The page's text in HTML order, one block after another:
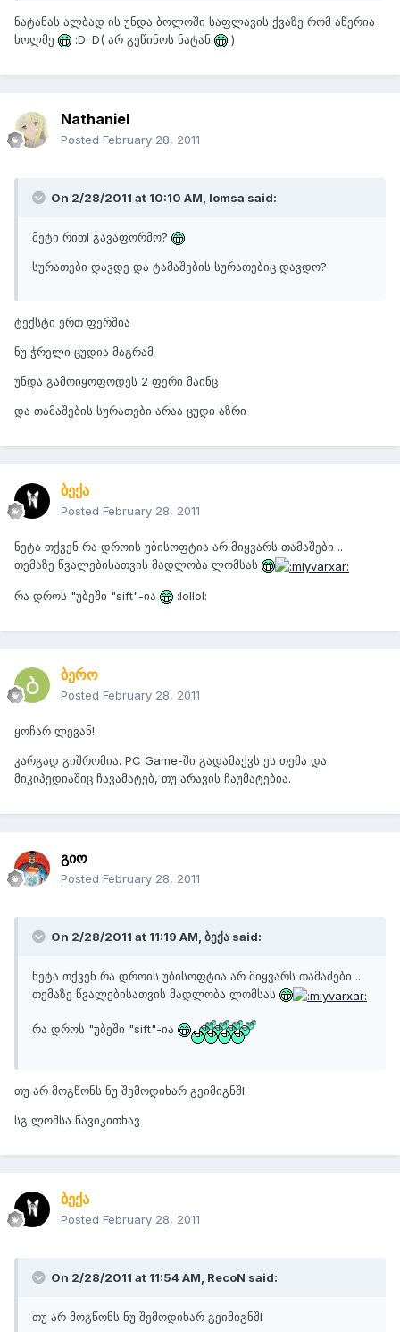
ნატანას ალბად ის უნდა ბოლოში საფლავის ქვაზე რომ აწერია
ხოლმე
:D: D( არ გეწინოს ნატან )
Nathaniel
Posted February 28, 2011
On 2/28/2011 at 10:10 AM, lomsa said:
მეტი რითI გავაფორმო?
სურათები დავდე და ტამაშების სურათებიც დავდო?
ტექსტი ერთ ფერშია
ნუ ჭრელი ცუდია მაგრამ
უნდა გამოიყოფოდეს 2 ფერი მაინც
და თამაშების სურათები არაა ცუდი აზრი
ბექა
Posted February 28, 2011
ნეტა თქვენ რა დროის უბისოფტია არ მიყვარს თამაშები ..
თემაზე წვალებისათვის მადლობა ლომსას
რა დროს "უბეში "sift"-ია :lollol:
ბერო
Posted February 28, 2011
ყოჩარ ლევან!
კარგად გიშრომია. PC Game-ში გადამაქვს ეს თემა და
მიკიპედიაშიც ჩავამატებ, თუ არავის ჩაუმატებია.
გიო
Posted February 28, 2011
On 2/28/2011 at 11:19 AM, ბექა said:
ნეტა თქვენ რა დროის უბისოფტია არ მიყვარს თამაშები ..
თემაზე წვალებისათვის მადლობა ლომსას
რა დროს "უბეში "sift"-ია
თუ არ მოგწონს ნუ შემოდიხარ გეიმიგნშI
სგ ლომსა წავიკითხავ
ბექა
Posted February 28, 2011
On 2/28/2011 at 11:54 AM, RecoN said:
თუ არ მოგწონს ნუ შემოდიხარ გეიმიგნშI